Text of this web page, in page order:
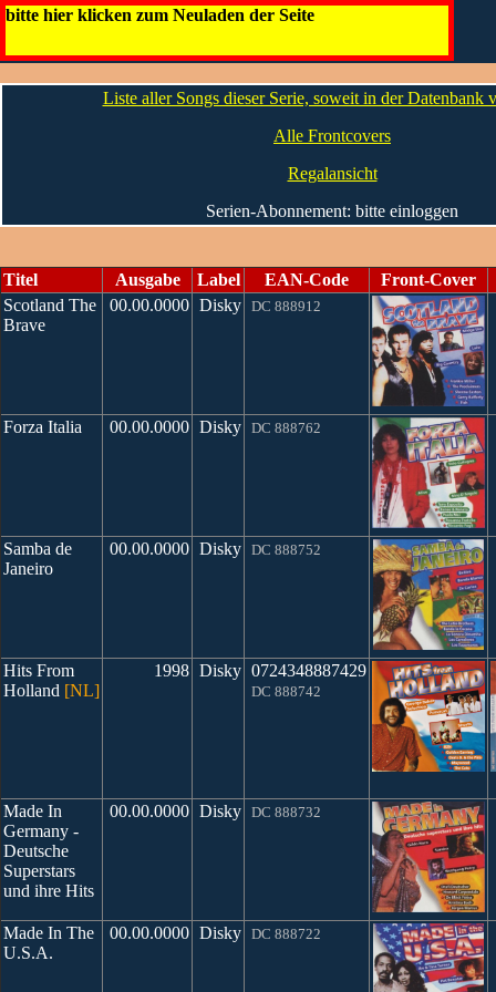
bitte hier klicken zum Neuladen der Seite
0 (Disky-Serie DC 888xxx)
Liste aller Songs dieser Serie, soweit in der Datenbank
Alle Frontcovers
Regalansicht
Serien-Abonnement: bitte einloggen
Titel Ausgabe Label EAN-Code
Front-Cover
Scotland The
Brave
00.00.0000 Disky DC 888912
Forza Italia 00.00.0000 Disky DC 888762
Samba de
Janeiro
00.00.0000 Disky DC 888752
Hits From
Holland [NL]
1998 Disky 0724348887429
DC 888742
Made In
Germany -
Deutsche
Superstars
und ihre Hits
00.00.0000 Disky DC 888732
Made In The
U.S.A.
00.00.0000 Disky DC 888722